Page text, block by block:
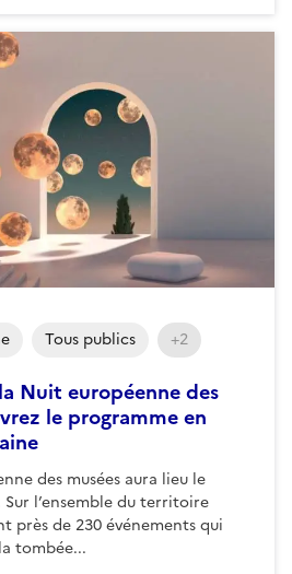
Nuit européenne des
le programme en
des musées aura lieu le
Sur l’ensemble du territoire
près de 230 événements qui
tombée...
Tous publics +2